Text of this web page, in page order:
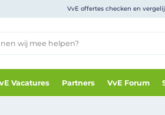
VvE offertes checken en
Vacatures Partners VvE Forum